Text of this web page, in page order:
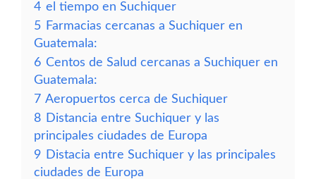
4 el tiempo en Suchiquer
5 Farmacias cercanas a Suchiquer en
Guatemala:
6 Centos de Salud cercanas a Suchiquer en
Guatemala:
7 Aeropuertos cerca de Suchiquer
8 Distancia entre Suchiquer y las
principales ciudades de Europa
9 Distacia entre Suchiquer y las principales
ciudades de Europa